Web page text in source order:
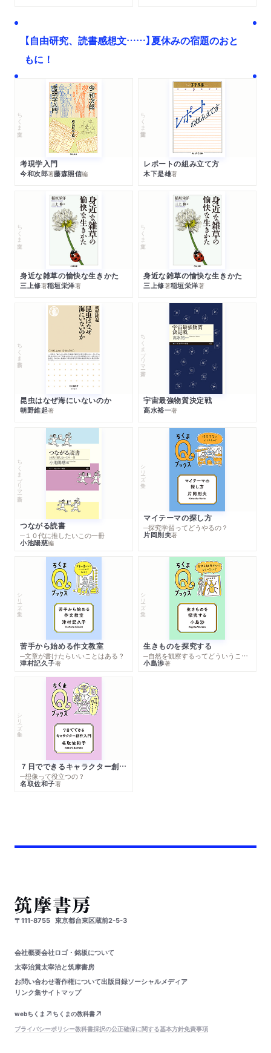
【自由研究、読書感想文……】夏休みの宿題のおと
もに！
ちくま文庫
考現学入門
今和次郎著藤森照信編
ちくま学芸文庫
レポートの組み立て方
木下是雄著
ちくま文庫
身近な雑草の愉快な生きかた
三上修著稲垣栄洋著
ちくま文庫
身近な雑草の愉快な生きかた
三上修著稲垣栄洋著
ちくま新書
昆虫はなぜ海にいないのか
朝野維起著
ちくまプリマー新書
宇宙最強物質決定戦
高水裕一著
ちくまプリマー新書
つながる読書
─１０代に推したいこの一冊
小池陽慈編
シリーズ・全集
マイテーマの探し方
─探究学習ってどうやるの？
片岡則夫著
シリーズ・全集
苦手から始める作文教室
─文章が書けたらいいことはある？
津村記久子著
シリーズ・全集
生きものを探究する
─自然を観察するってどういうこと？
小島渉著
シリーズ・全集
７日でできるキャラクター創作入門
─想像って役立つの？
名取佐和子著
〒111-8755 東京都台東区蔵前2-5-3
会社概要会社ロゴ・銘板について
太宰治賞太宰治と筑摩書房
お問い合わせ著作権について出版目録ソーシャルメディア
リンク集サイトマップ
webちくま
ちくまの教科書
プライバシーポリシー教科書採択の公正確保に関する基本方針免責事項